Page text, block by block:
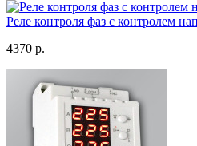
Реле контроля фаз с контролем
4370 р.